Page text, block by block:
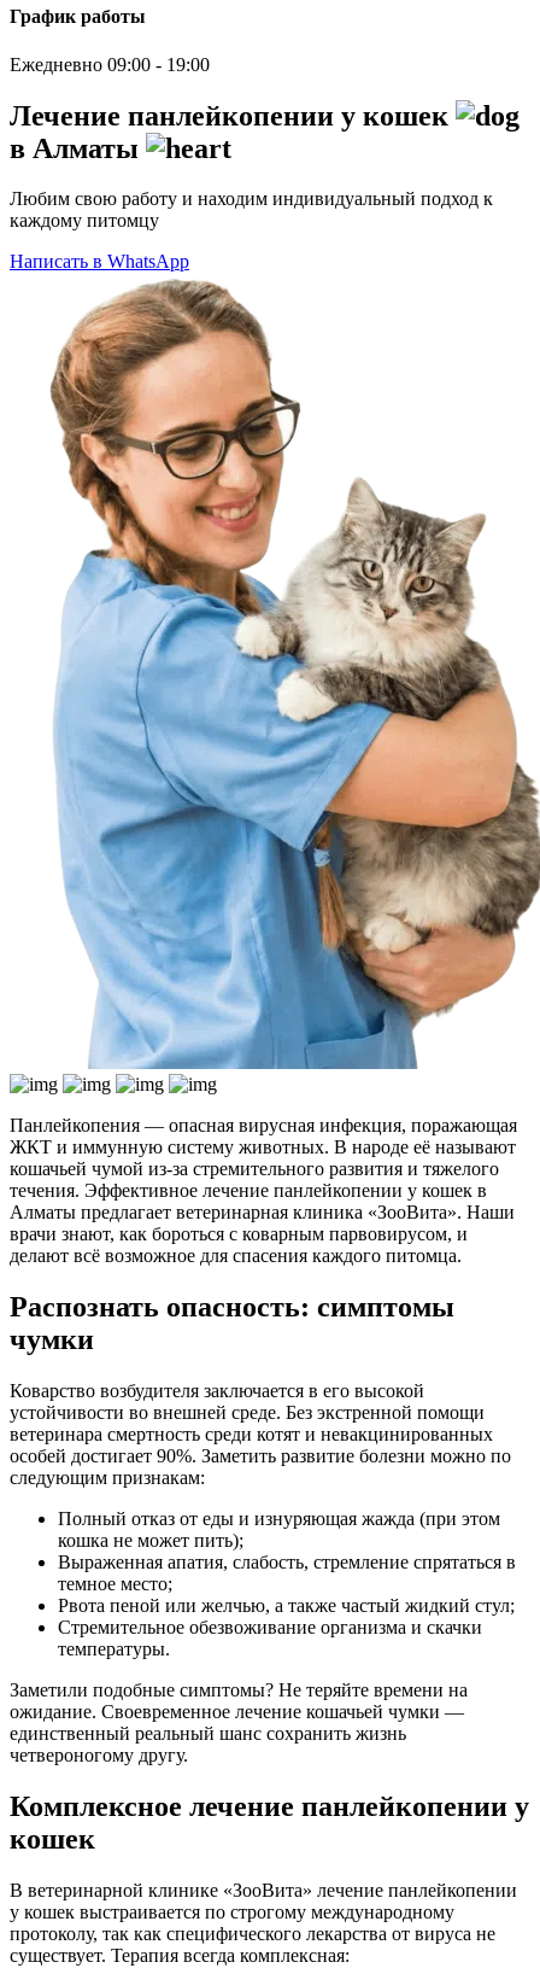
График работы
Ежедневно 09:00 - 19:00
Лечение панлейкопении у кошек
в Алматы
Любим свою работу и находим индивидуальный подход к
каждому питомцу
Написать в WhatsApp
Панлейкопения — опасная вирусная инфекция, поражающая
ЖКТ и иммунную систему животных. В народе её называют
кошачьей чумой из-за стремительного развития и тяжелого
течения. Эффективное лечение панлейкопении у кошек в
Алматы предлагает ветеринарная клиника «ЗооВита». Наши
врачи знают, как бороться с коварным парвовирусом, и
делают всё возможное для спасения каждого питомца.
Распознать опасность: симптомы
чумки
Коварство возбудителя заключается в его высокой
устойчивости во внешней среде. Без экстренной помощи
ветеринара смертность среди котят и невакцинированных
особей достигает 90%. Заметить развитие болезни можно по
следующим признакам:
Полный отказ от еды и изнуряющая жажда (при этом
кошка не может пить);
Выраженная апатия, слабость, стремление спрятаться в
темное место;
Рвота пеной или желчью, а также частый жидкий стул;
Стремительное обезвоживание организма и скачки
температуры.
Заметили подобные симптомы? Не теряйте времени на
ожидание. Своевременное лечение кошачьей чумки —
единственный реальный шанс сохранить жизнь
четвероногому другу.
Комплексное лечение панлейкопении у
кошек
В ветеринарной клинике «ЗооВита» лечение панлейкопении
у кошек выстраивается по строгому международному
протоколу, так как специфического лекарства от вируса не
существует. Терапия всегда комплексная: